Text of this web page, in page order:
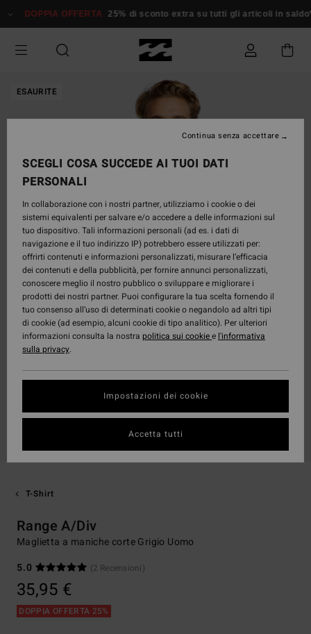
alle
prodotto
DOPPIA OFFERTA 25% di sconto extra su tutti gli articoli in saldo*
ESAURITE
T-Shirt
Range A/Div
Maglietta a maniche corte Grigio Uomo
5.0
(2 Recensioni)
35,95 €
DOPPIA OFFERTA 25%
SCEGLI COSA SUCCEDE AI TUOI DATI
PERSONALI
In collaborazione con i nostri partner, utilizziamo i cookie o dei
sistemi equivalenti per salvare e/o accedere a delle informazioni sul
tuo dispositivo. Tali informazioni personali (ad es. i dati di
navigazione e il tuo indirizzo IP) potrebbero essere utilizzati per:
offrirti contenuti e informazioni personalizzati, misurare l’efficacia
dei contenuti e della pubblicità, per fornire annunci personalizzati,
conoscere meglio il nostro pubblico o sviluppare e migliorare i
prodotti dei nostri partner. Puoi configurare la tua scelta fornendo il
tuo consenso all’uso di determinati cookie o negandolo ad altri tipi
di cookie (ad esempio, alcuni cookie di tipo analitico). Per ulteriori
informazioni consulta la nostra politica sui cookiee l'informativa
sulla privacy.
Impostazioni dei cookie
Continua senza accettare
Accetta tutti